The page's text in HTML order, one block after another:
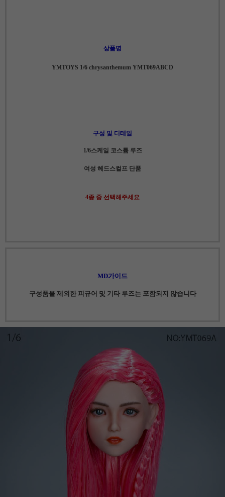
상품명
YMTOYS 1/6 chrysanthemum YMT069ABCD
구성 및 디테일
1/6스케일 코스튬 루즈
여성 헤드스컬프 단품
4종 중 선택해주세요
MD가이드
구성품을 제외한 피규어 및 기타 루즈는 포함되지 않습니다